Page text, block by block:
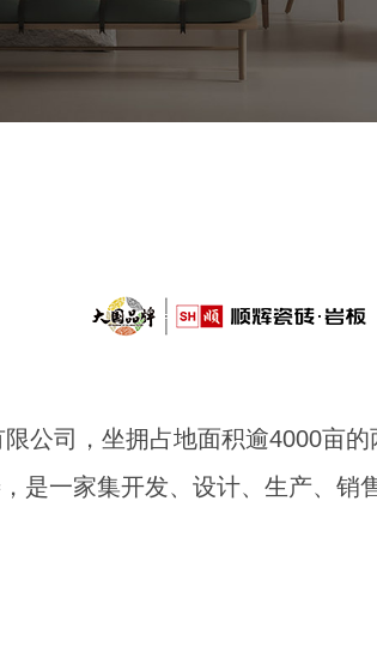
公司，坐拥占地面积逾4000亩
是一家集开发、设计、生产、销